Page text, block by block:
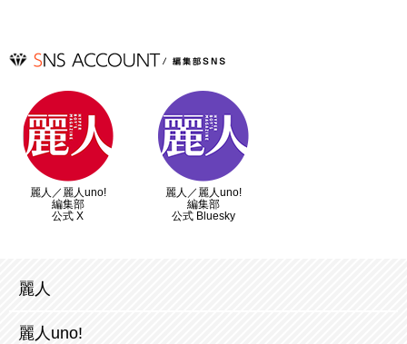
麗人／麗人uno!
編集部
公式 X
麗人／麗人uno!
編集部
公式 Bluesky
麗人
麗人uno!